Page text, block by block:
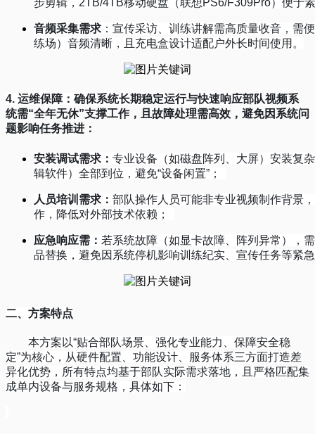
步剪辑， 2TB/4TB移动硬盘（联想PS6/F309Pro）便于
音频采集需求 ：宣传采访、训练讲解需高质量收音，需
练场）音频清晰，且充电盒设计适配户外长时间使用。
4. 运维保障：确保系统长期稳定运行与快速响应部队视频系
统需“全年无休”支撑工作，且故障处理需高效，避免因系统问
题影响任务推进：
安装调试需求 ： 专业设备（如磁盘阵列、大屏）安装复
辑软件）全部到位，避免“设备闲置” ；
人员培训需求 ： 部队操作人员可能非专业视频制作背景
作，降低对外部技术依赖；
应急响应需 ： 若系统故障（如显卡故障、阵列异常），需
品替换，避免因系统停机影响训练纪实、宣传任务等紧
二、方案特点
本方案以“贴合部队场景、强化专业能力、保障安全稳
定”为核心，从硬件配置、功能设计、服务体系三方面打造差
异化优势，所有特点均基于部队实际需求落地，且严格匹配集
成单内设备与服务规格，具体如下：